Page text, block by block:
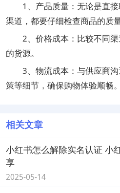
1、产品质量：无论是直接
渠道，都要仔细检查商品的质
‌2、价格成本：比较不同渠
的货源。
3、物流成本‌：与供应商沟
策等细节，确保购物体验顺畅。
相关文章
小红书怎么解除实名认证 小
享
2025-05-14